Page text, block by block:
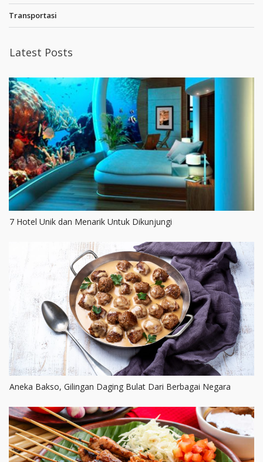
Transportasi
Latest Posts
7 Hotel Unik dan Menarik Untuk Dikunjungi
Aneka Bakso, Gilingan Daging Bulat Dari Berbagai Negara